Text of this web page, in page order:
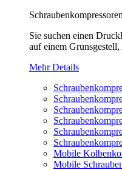
Schraubenkompressoren
Sie suchen einen
auf einem
Mehr Details
Mobile
Mobile